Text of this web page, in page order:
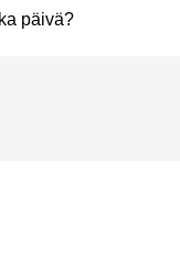
päivä?